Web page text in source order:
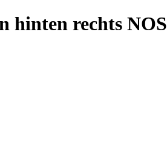
hinten rechts NOS